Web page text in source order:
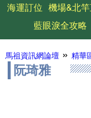
海運訂位 機場&北
藍眼淚全攻略
馬祖資訊網論壇» 精華
阮琦雅